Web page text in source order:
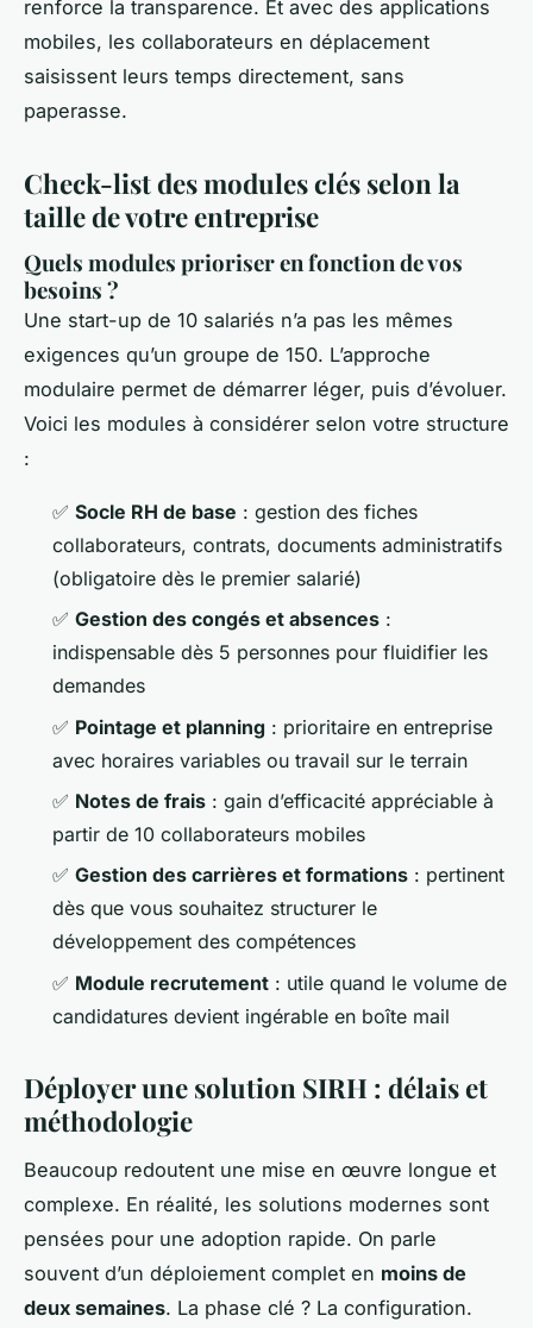
renforce la transparence. Et avec des applications
mobiles, les collaborateurs en déplacement
saisissent leurs temps directement, sans
paperasse.
Check-list des modules clés selon la
taille de votre entreprise
Quels modules prioriser en fonction de vos
besoins ?
Une start-up de 10 salariés n’a pas les mêmes
exigences qu’un groupe de 150. L’approche
modulaire permet de démarrer léger, puis d’évoluer.
Voici les modules à considérer selon votre structure
:
✅ Socle RH de base : gestion des fiches
collaborateurs, contrats, documents administratifs
(obligatoire dès le premier salarié)
✅ Gestion des congés et absences :
indispensable dès 5 personnes pour fluidifier les
demandes
✅ Pointage et planning : prioritaire en entreprise
avec horaires variables ou travail sur le terrain
✅ Notes de frais : gain d’efficacité appréciable à
partir de 10 collaborateurs mobiles
✅ Gestion des carrières et formations : pertinent
dès que vous souhaitez structurer le
développement des compétences
✅ Module recrutement : utile quand le volume de
candidatures devient ingérable en boîte mail
Déployer une solution SIRH : délais et
méthodologie
Beaucoup redoutent une mise en œuvre longue et
complexe. En réalité, les solutions modernes sont
pensées pour une adoption rapide. On parle
souvent d’un déploiement complet en moins de
deux semaines. La phase clé ? La configuration.